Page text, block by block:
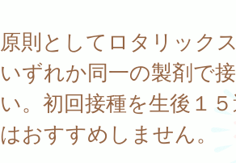
原則としてロタリック
いずれか同一の製剤で
い。初回接種を生後１
はおすすめしません。